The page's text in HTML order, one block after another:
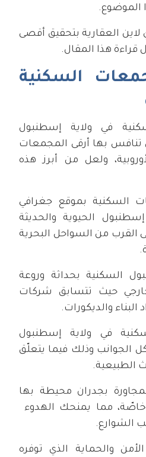
الموضوع.
العقارية بتحقيق أقصى
قراءة هذا المقال.
السكنية
في ولاية إسطنبول
تنافس بها أرقى المجمعات
ولعل من أبرز هذه
السكنية بموقع جغرافي
الحيوية والحديثة
القرب من السواحل البحرية
السكنية بحداثة وروعة
حيث تتسابق شركات
البناء والديكورات.
في ولاية إسطنبول
الجوانب وذلك فيما يتعلّق
الطبيعية.
بجدران محيطة بها
مما يمنحك الهدوء
الشوارع.
والحماية الذي توفره